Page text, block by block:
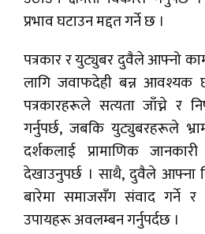
प्रभाव घटाउन मद्दत गर्ने छ ।
पत्रकार र युट्युबर दुवैले आफ्नो
लागि जवाफदेही बन्न आवश्यक
पत्रकारहरूले सत्यता जाँच्ने र
गर्नुपर्छ, जबकि युट्युबरहरूले
दर्शकलाई प्रामाणिक जानकारी
देखाउनुपर्छ । साथै, दुवैले आफ्ना
बारेमा समाजसँग संवाद गर्ने र
उपायहरू अवलम्बन गर्नुपर्दछ ।